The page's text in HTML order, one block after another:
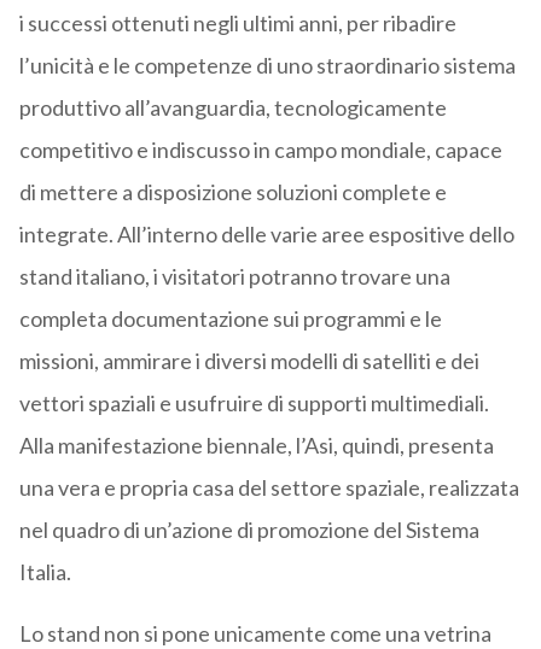
i successi ottenuti negli ultimi anni, per ribadire
l’unicità e le competenze di uno straordinario sistema
produttivo all’avanguardia, tecnologicamente
competitivo e indiscusso in campo mondiale, capace
di mettere a disposizione soluzioni complete e
integrate. All’interno delle varie aree espositive dello
stand italiano, i visitatori potranno trovare una
completa documentazione sui programmi e le
missioni, ammirare i diversi modelli di satelliti e dei
vettori spaziali e usufruire di supporti multimediali.
Alla manifestazione biennale, l’Asi, quindi, presenta
una vera e propria casa del settore spaziale, realizzata
nel quadro di un’azione di promozione del Sistema
Italia.
Lo stand non si pone unicamente come una vetrina